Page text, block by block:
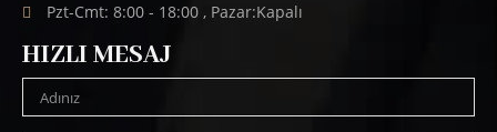
Pzt-Cmt: 8:00 - 18:00 , Pazar:Kapalı
HIZLI MESAJ